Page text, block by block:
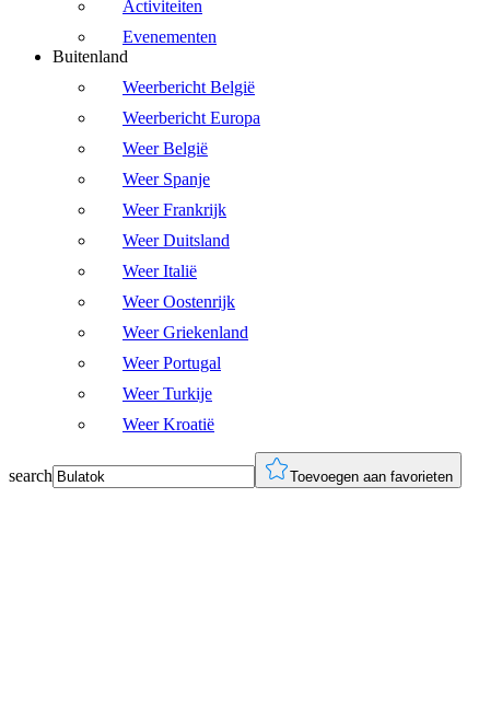
Activiteiten
Evenementen
Buitenland
Weerbericht België
Weerbericht Europa
Weer België
Weer Spanje
Weer Frankrijk
Weer Duitsland
Weer Italië
Weer Oostenrijk
Weer Griekenland
Weer Portugal
Weer Turkije
Weer Kroatië
search Toevoegen aan favorieten